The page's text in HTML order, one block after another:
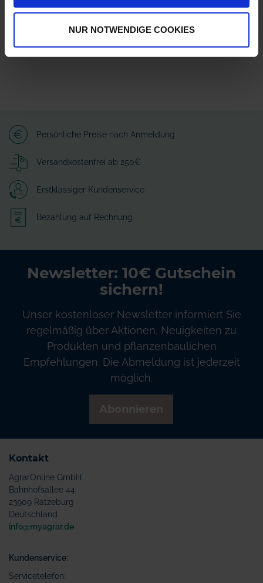
NUR NOTWENDIGE COOKIES
Produkte vergleichen
Persönliche Preise nach Anmeldung
Versandkostenfrei ab 250€
Erstklassiger Kundenservice
Bezahlung auf Rechnung
Newsletter: 10€ Gutschein
sichern!
Unser kostenloser Newsletter informiert Sie
regelmäßig über Aktionen, Neuigkeiten zu
Produkten und pflanzenbaulichen
Empfehlungen. Die Abmeldung ist jederzeit
möglich.
Kontakt
AgrarOnline GmbH
Bahnhofsallee 44
23909 Ratzeburg
Deutschland
info@myagrar.de
Kundenservice:
Servicetelefon: